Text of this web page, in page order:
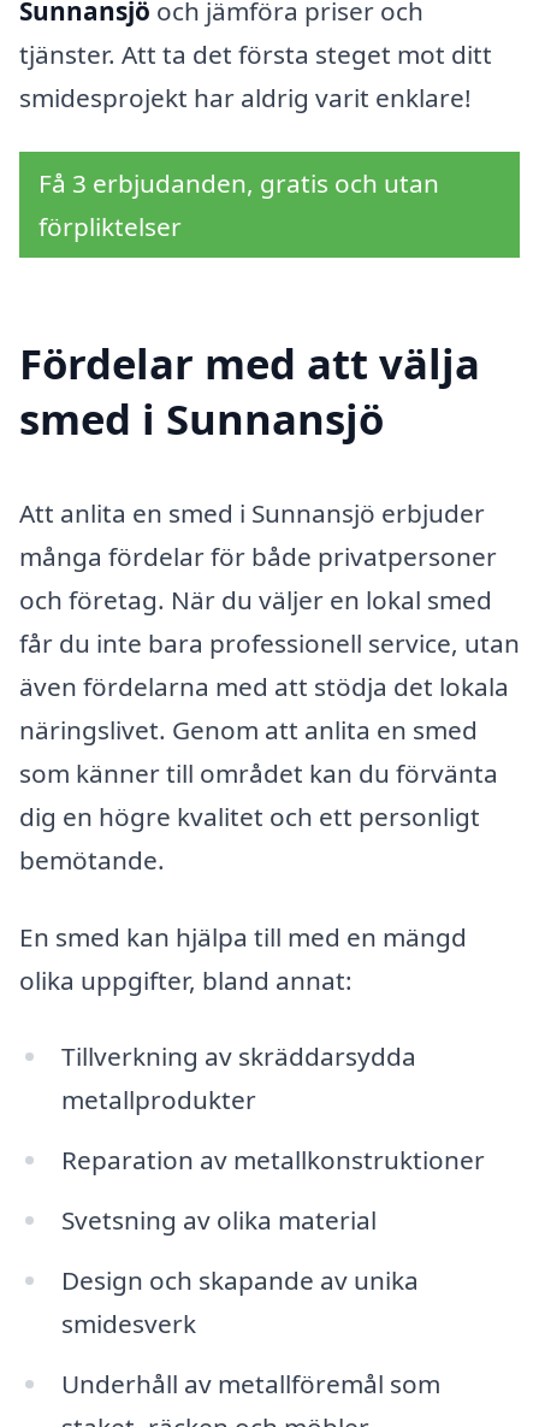
Sunnansjö och jämföra priser och
tjänster. Att ta det första steget mot ditt
smidesprojekt har aldrig varit enklare!
Få 3 erbjudanden, gratis och utan
förpliktelser
Fördelar med att välja
smed i Sunnansjö
Att anlita en smed i Sunnansjö erbjuder
många fördelar för både privatpersoner
och företag. När du väljer en lokal smed
får du inte bara professionell service, utan
även fördelarna med att stödja det lokala
näringslivet. Genom att anlita en smed
som känner till området kan du förvänta
dig en högre kvalitet och ett personligt
bemötande.
En smed kan hjälpa till med en mängd
olika uppgifter, bland annat:
Tillverkning av skräddarsydda
metallprodukter
Reparation av metallkonstruktioner
Svetsning av olika material
Design och skapande av unika
smidesverk
Underhåll av metallföremål som